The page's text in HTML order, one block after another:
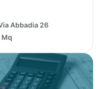
Abbadia 26
Mq